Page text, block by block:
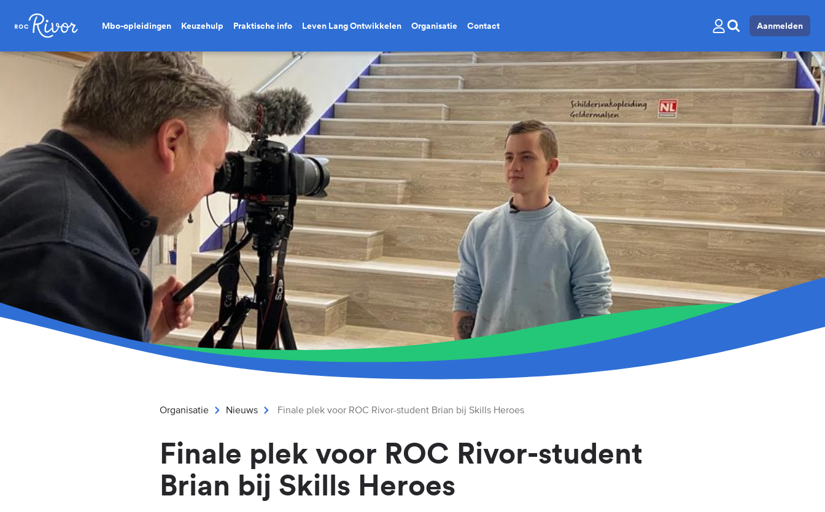
Mbo-opleidingen Keuzehulp Praktische info Leven Lang Ontwikkelen Organisatie Contact Aanmelden
Organisatie Nieuws Finale plek voor ROC Rivor-student Brian bij Skills Heroes
Finale plek voor ROC Rivor-student
Brian bij Skills Heroes